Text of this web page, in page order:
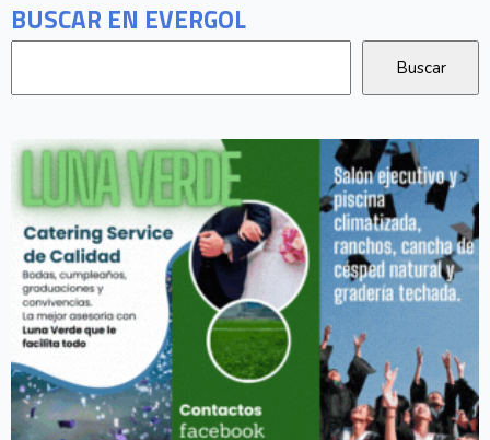
BUSCAR EN EVERGOL